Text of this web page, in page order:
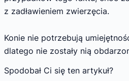
z zadławieniem zwierzęcia.
Konie nie potrzebują
dlatego nie zostały nią
Spodobał Ci się ten artykuł?